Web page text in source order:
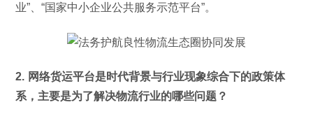
业”、“国家中小企业公共服务示范平台”。
2. 网络货运平台是时代背景与行业现象综合下的政策体
系，主要是为了解决物流行业的哪些问题？